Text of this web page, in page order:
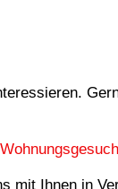
mit Ihnen in